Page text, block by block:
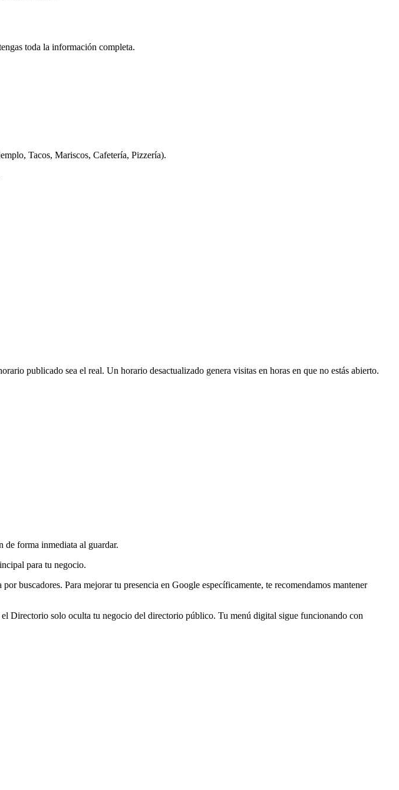
toda la información completa.
Tacos, Mariscos, Cafetería, Pizzería).
publicado sea el real. Un horario desactualizado genera visitas en horas en que no estás abierto.
de forma inmediata al guardar.
para tu negocio.
buscadores. Para mejorar tu presencia en Google específicamente, te recomendamos mantener
Directorio solo oculta tu negocio del directorio público. Tu menú digital sigue funcionando con